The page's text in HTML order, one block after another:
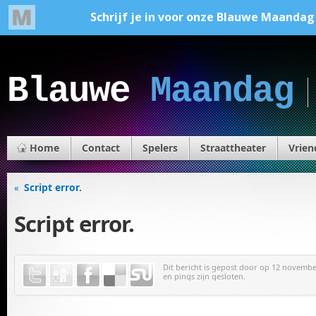
BlauweMaandag
Home Contact Spelers Straattheater
« Script error.
Script error.
Dit bericht is gepost door op 12
en pings zijn gesloten.